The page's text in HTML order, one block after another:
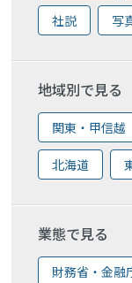
社説 写
地域別で見る
関東・甲信越
北海道
業態で見る
財務省・金融